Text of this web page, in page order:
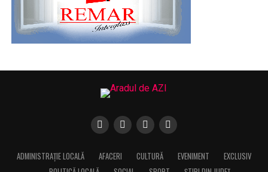
ADMINISTRAȚIE LOCALĂ AFACERI CULTURĂ EVENIMENT
EXCLUSIV